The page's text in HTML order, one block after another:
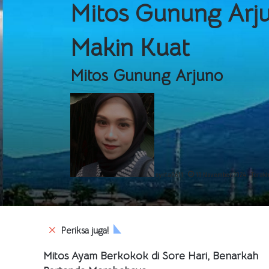
Mitos Gunung
Makin Kuat
Mitos Gunung Arjuno
synta0611 10 November 2024
Periksa juga!
o
s
Mitos Ayam Berkokok di Sore Hari, Benarkah